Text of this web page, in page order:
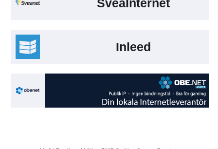
SveaInternet
Inleed